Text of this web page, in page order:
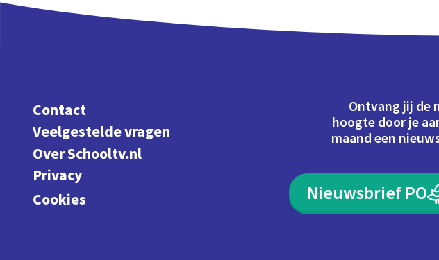
Contact
Veelgestelde vragen
Over Schooltv.nl
Privacy
Cookies
Ontvang jij de
hoogte door je
maand een
Nieuwsbrief PO